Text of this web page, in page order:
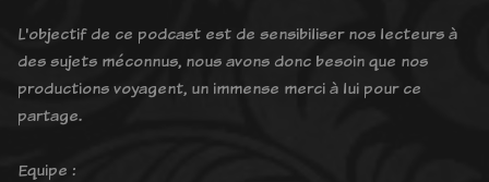
L'objectif de ce podcast est de sensibiliser nos lecteurs à
des sujets méconnus, nous avons donc besoin que nos
productions voyagent, un immense merci à lui pour ce
partage.​​
Equipe :